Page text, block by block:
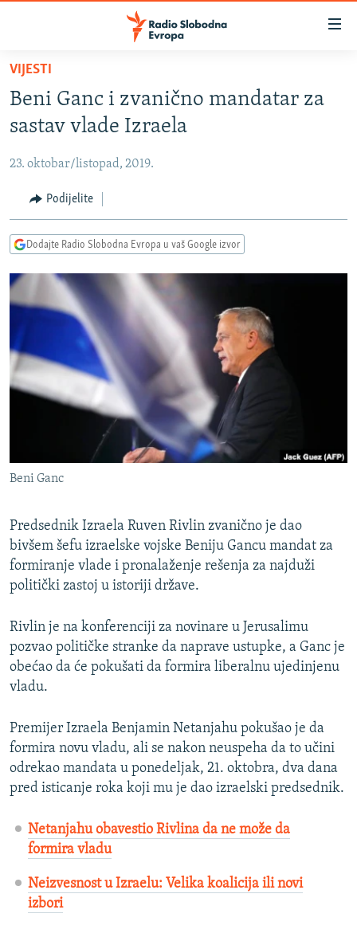
Pređite
glavni
sadržaj
na
navigaciju
Pređite
na
BOSNA I HERCEGOVINA
KOSOVO
CRNA GORA
VIDEO
FOTOGALERIJE
INFOGRAFIKE
PODCASTI
RAT U UKRAJINI
KINA NA BALKANU
RSE PRIČE IZ SVIJETA
ISPRIČAJ MI
DNEVNO@RSE
POPLAVE I KLIZIŠTA U BIH 2024.
TV LIBERTY
POST SCRIPTUM
TRI DECENIJE OD RATA U BIH
SVE KARTE DEJTONA
NASTANAK I RASPAD JUGOSLAVIJE
PRATITE NAS
Sve RFE/RL stranice
VIJESTI
Beni Ganc i zvanično mandatar za
sastav vlade Izraela
23. oktobar/listopad, 2019.
Podijelite
Dodajte Radio Slobodna Evropa u vaš Google izvor
Beni Ganc
Predsednik Izraela Ruven Rivlin zvanično je dao
bivšem šefu izraelske vojske Beniju Gancu mandat za
formiranje vlade i pronalaženje rešenja za najduži
politički zastoj u istoriji države.
Rivlin je na konferenciji za novinare u Jerusalimu
pozvao političke stranke da naprave ustupke, a Ganc je
obećao da će pokušati da formira liberalnu ujedinjenu
vladu.
Premijer Izraela Benjamin Netanjahu pokušao je da
formira novu vladu, ali se nakon neuspeha da to učini
odrekao mandata u ponedeljak, 21. oktobra, dva dana
pred isticanje roka koji mu je dao izraelski predsednik.
Netanjahu obavestio Rivlina da ne može da
formira vladu
Neizvesnost u Izraelu: Velika koalicija ili novi
izbori